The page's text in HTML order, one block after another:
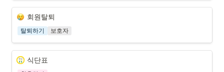
회원탈퇴
탈퇴하기 보호자
식단표